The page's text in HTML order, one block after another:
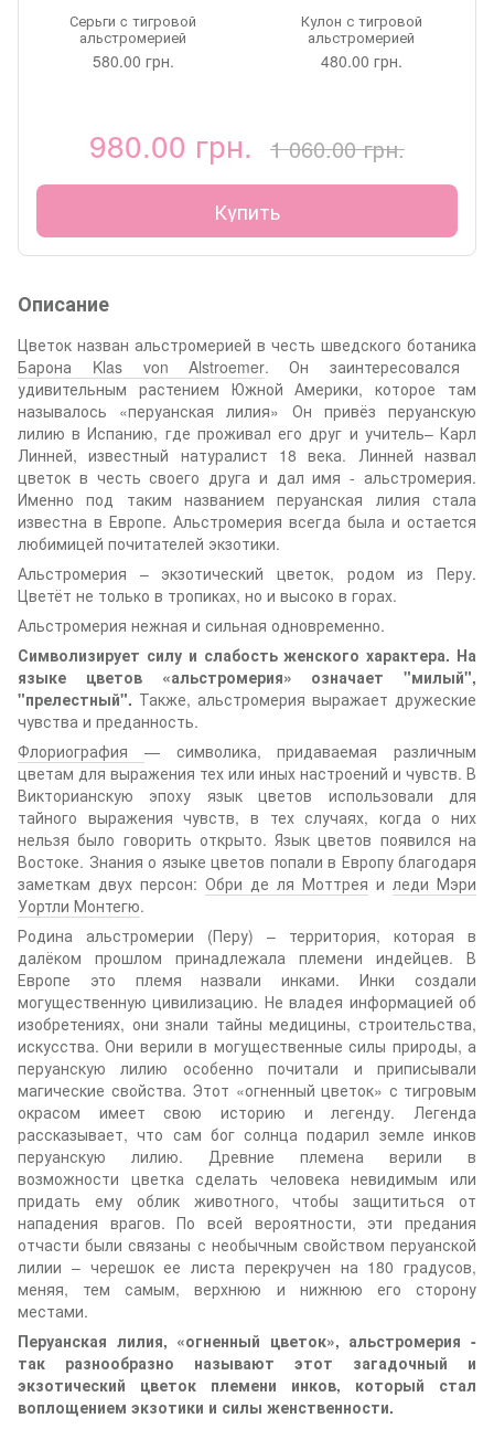
Серьги c тигровой
альстромерией
580.00 грн.
Кулон с тигровой
альстромерией
480.00 грн.
980.00 грн. 1 060.00 грн.
Купить
Описание
Цветок назван альстромерией в честь шведского ботаника
Барона Klas von Alstroemer. Он заинтересовался
удивительным растением Южной Америки, которое там
называлось «перуанская лилия» Он привёз перуанскую
лилию в Испанию, где проживал его друг и учитель– Карл
Линней, известный натуралист 18 века. Линней назвал
цветок в честь своего друга и дал имя - альстромерия.
Именно под таким названием перуанская лилия стала
известна в Европе. Альстромерия всегда была и остается
любимицей почитателей экзотики.
Альстромерия – экзотический цветок, родом из Перу.
Цветёт не только в тропиках, но и высоко в горах.
Альстромерия нежная и сильная одновременно.
Символизирует силу и слабость женского характера. На
языке цветов «альстромерия» означает "милый",
"прелестный". Также, альстромерия выражает дружеские
чувства и преданность.
Флориография — символика, придаваемая различным
цветам для выражения тех или иных настроений и чувств. В
Викторианскую эпоху язык цветов использовали для
тайного выражения чувств, в тех случаях, когда о них
нельзя было говорить открыто. Язык цветов появился на
Востоке. Знания о языке цветов попали в Европу благодаря
заметкам двух персон: Обри де ля Моттрея и леди Мэри
Уортли Монтегю.
Родина альстромерии (Перу) – территория, которая в
далёком прошлом принадлежала племени индейцев. В
Европе это племя назвали инками. Инки создали
могущественную цивилизацию. Не владея информацией об
изобретениях, они знали тайны медицины, строительства,
искусства. Они верили в могущественные силы природы, а
перуанскую лилию особенно почитали и приписывали
магические свойства. Этот «огненный цветок» с тигровым
окрасом имеет свою историю и легенду. Легенда
рассказывает, что сам бог солнца подарил земле инков
перуанскую лилию. Древние племена верили в
возможности цветка сделать человека невидимым или
придать ему облик животного, чтобы защититься от
нападения врагов. По всей вероятности, эти предания
отчасти были связаны с необычным свойством перуанской
лилии – черешок ее листа перекручен на 180 градусов,
меняя, тем самым, верхнюю и нижнюю его сторону
местами.
Перуанская лилия, «огненный цветок», альстромерия -
так разнообразно называют этот загадочный и
экзотический цветок племени инков, который стал
воплощением экзотики и силы женственности.